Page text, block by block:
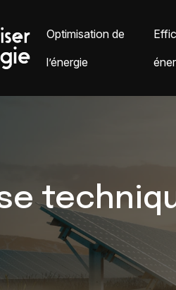
Optimisation de
l’énergie